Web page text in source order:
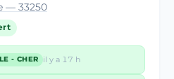
— 33250
LE - CHER il y a 17 h